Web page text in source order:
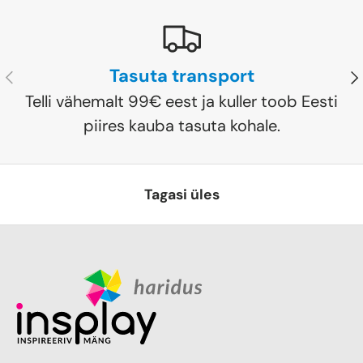
Eelmine Tasuta transport
Telli vähemalt 99€ eest ja kuller toob Eesti
piires kauba tasuta kohale.
Tagasi üles